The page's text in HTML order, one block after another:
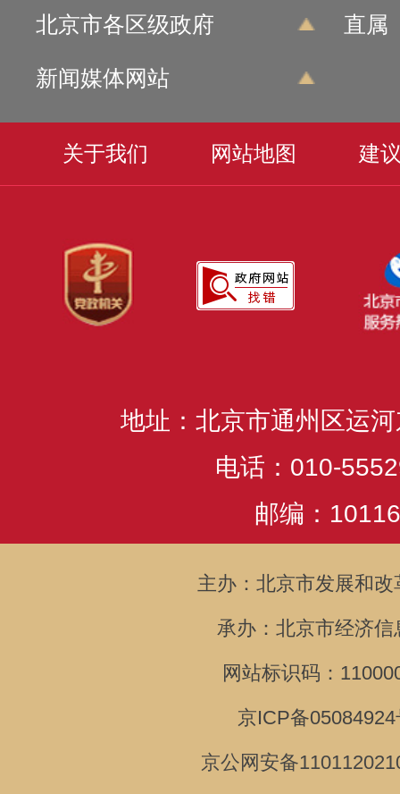
北京市各区级政府 直属
新闻媒体网站
关于我们 网站地图 建
地址：北京市通州区运
电话：010-
邮编：
主办：北京市发展和改
承办：北京市经济信
网站标识码：
京ICP备
京公网安备